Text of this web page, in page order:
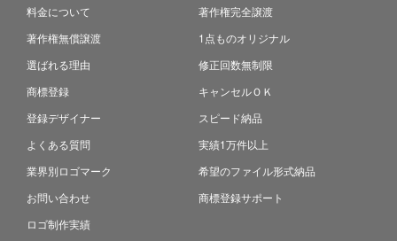
料金について
著作権無償譲渡
選ばれる理由
商標登録
登録デザイナー
よくある質問
業界別ロゴマーク
お問い合わせ
ロゴ制作実績
著作権完全譲渡
1点ものオリジナル
修正回数無制限
キャンセルＯＫ
スピード納品
実績1万件以上
希望のファイル形式納品
商標登録サポート